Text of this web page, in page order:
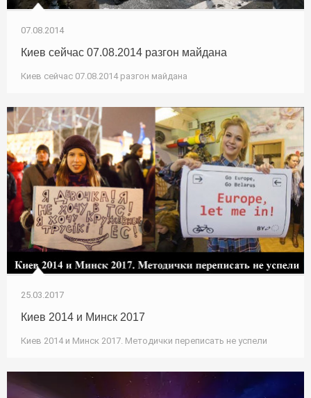
07.08.2014
Киев сейчас 07.08.2014 разгон майдана
Киев сейчас 07.08.2014 разгон майдана
25.03.2017
Киев 2014 и Минск 2017
Киев 2014 и Минск 2017. Методички переписать не успели